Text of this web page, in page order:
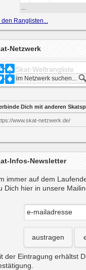
...
den Ranglisten...
Netzwerk
Skat-Weltrangliste
Dich mit anderen
www.skat-netzwerk.de/
Infos-Newsletter
immer auf dem
Dich hier in unsere
austragen
der Eintragung erhältst